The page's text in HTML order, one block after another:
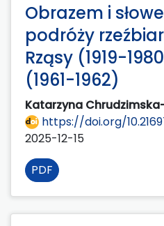
Obrazem i
podróży
Rząsy (1919-
(1961-1962)
Katarzyna
https://doi.org/
2025-12-15
PDF